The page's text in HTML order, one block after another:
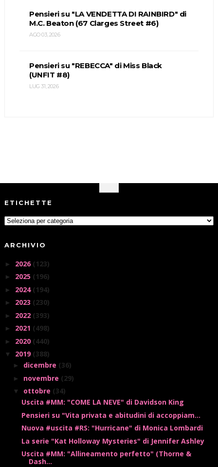
Pensieri su "LA VENDETTA DI RAINBIRD" di
M.C. Beaton (67 Clarges Street #6)
AGO 03, 2026
Pensieri su "REBECCA" di Miss Black
(UNFIT #8)
LUG 31, 2026
ETICHETTE
ARCHIVIO
► 2026 (123)
► 2025 (196)
► 2024 (194)
► 2023 (230)
► 2022 (393)
► 2021 (498)
► 2020 (440)
▼ 2019 (388)
► dicembre (36)
► novembre (29)
▼ ottobre (34)
Uscita #MM: "COME LA NEVE" di Davidson King
Pensieri su "Vita privata e abitudini di accoppiam...
Nuova #uscita #RS: "Hurricane" di Monica Lombardi
La serie "Kat Holloway Mysteries" di Jennifer Ashley
Uscita #MM: "Allineamento perfetto" (Thorne &
Dash...